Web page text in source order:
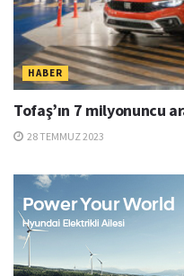
HABER
Tofaş’ın 7 milyonuncu
28 TEMMUZ 2023